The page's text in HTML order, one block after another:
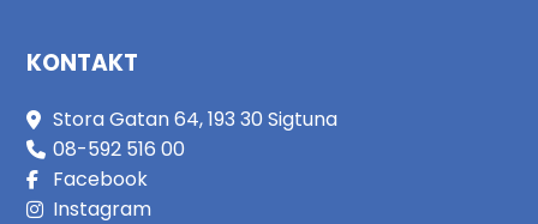
KONTAKT
Stora Gatan 64, 193 30 Sigtuna
08-592 516 00
Facebook
Instagram